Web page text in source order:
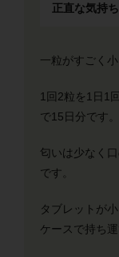
正直な気持
一粒がすごく
1回2粒を1日1
で15日分です。
匂いは少なく
です。
タブレットが
ケースで持ち